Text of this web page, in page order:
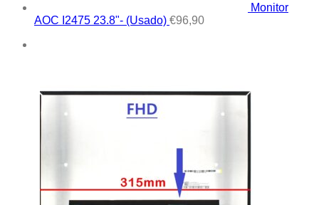
Monitor
AOC I2475 23.8"- (Usado) €96,90